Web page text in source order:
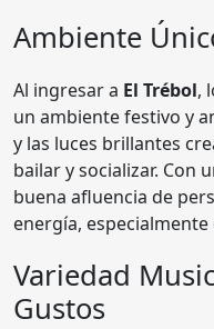
Ambiente
Al ingresar a El Trébol,
un ambiente festivo y
y las luces brillantes
bailar y socializar. Con
buena afluencia de
energía,
Variedad
Gustos